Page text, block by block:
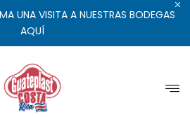
UNA VISITA A NUESTRAS BODEGAS
AQUÍ